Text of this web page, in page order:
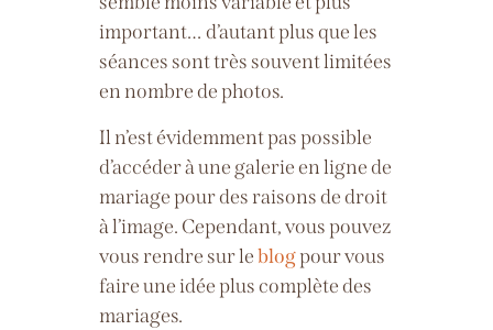
important… d’autant plus que les
séances sont très souvent limitées
en nombre de photos.
Il n’est évidemment pas possible
d’accéder à une galerie en ligne de
mariage pour des raisons de droit
à l’image. Cependant, vous pouvez
vous rendre sur leblogpour vous
faire une idée plus complète des
mariages.